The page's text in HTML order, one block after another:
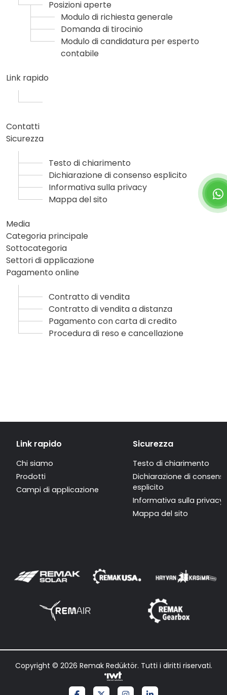
Posizioni aperte
Modulo di richiesta generale
Domanda di tirocinio
Modulo di candidatura per esperto
contabile
Link rapido
Contatti
Sicurezza
Testo di chiarimento
Dichiarazione di consenso esplicito
Informativa sulla privacy
Mappa del sito
Media
Categoria principale
Sottocategoria
Settori di applicazione
Pagamento online
Contratto di vendita
Contratto di vendita a distanza
Pagamento con carta di credito
Procedura di reso e cancellazione
Link rapido
Chi siamo
Prodotti
Campi di applicazione
Sicurezza
Testo di chiarimento
Dichiarazione di
esplicito
Informativa sulla privacy
Mappa del sito
Copyright © 2026 Remak Redüktör. Tutti i diritti riservati.